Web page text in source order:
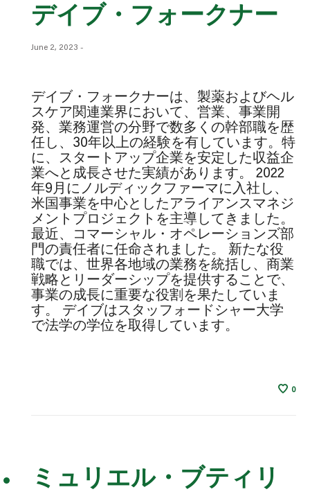
デイブ・フォークナー
June 2, 2023 -
デイブ・フォークナーは、製薬およびヘル
スケア関連業界において、営業、事業開
発、業務運営の分野で数多くの幹部職を歴
任し、30年以上の経験を有しています。特
に、スタートアップ企業を安定した収益企
業へと成長させた実績があります。 2022
年9月にノルディックファーマに入社し、
米国事業を中心としたアライアンスマネジ
メントプロジェクトを主導してきました。
最近、コマーシャル・オペレーションズ部
門の責任者に任命されました。 新たな役
職では、世界各地域の業務を統括し、商業
戦略とリーダーシップを提供することで、
事業の成長に重要な役割を果たしていま
す。 デイブはスタッフォードシャー大学
で法学の学位を取得しています。
0
ミュリエル・ブティリ